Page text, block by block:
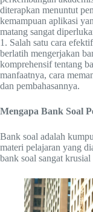
diterapkan menuntut
kemampuan aplikasi
matang sangat
1. Salah satu cara
berlatih mengerjakan
komprehensif tentang
manfaatnya, cara
dan pembahasannya.
Mengapa Bank Soal
Bank soal adalah
materi pelajaran yang
bank soal sangat krusial